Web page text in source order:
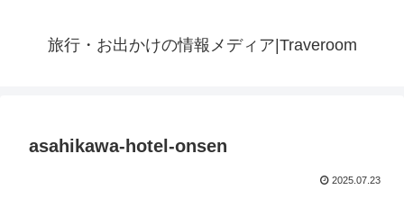
旅行・お出かけの情報メディア|Traveroom
asahikawa-hotel-onsen
2025.07.23